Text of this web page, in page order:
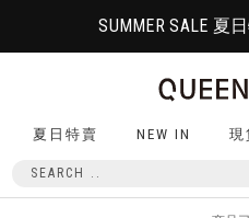
SUMMER SALE 夏
夏日特賣 NEW IN 現